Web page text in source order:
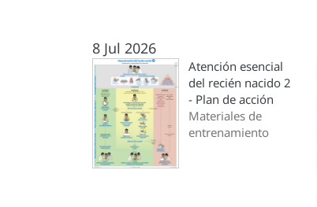
8 Jul 2026
Atención esencial
del recién nacido 2
- Plan de acción
Materiales de
entrenamiento